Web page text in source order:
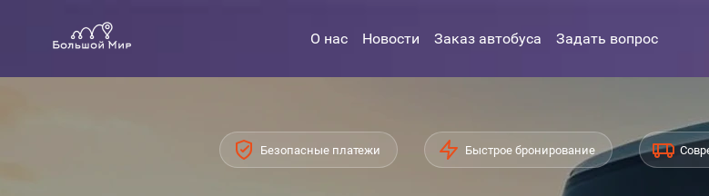
О нас Новости Заказ автобуса Задать вопрос
Безопасные платежи Быстрое бронирование